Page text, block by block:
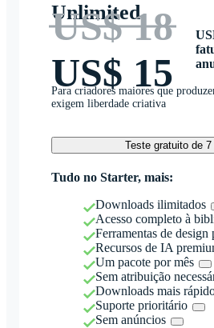
Unlimited
US$ 18
US$ 15
Para criadores maiores que
exigem liberdade criativa
Teste gratuito de 7
Tudo no Starter, mais:
Downloads ilimitados
Acesso completo à
Ferramentas de design
Recursos de IA
Um pacote por mês
Sem atribuição
Downloads mais
Suporte prioritário
Sem anúncios